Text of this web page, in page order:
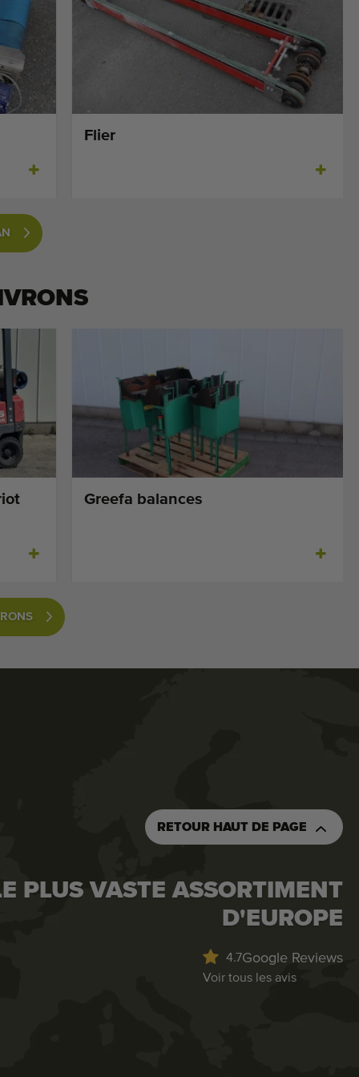
Flier
Greefa balances
RETOUR HAUT DE PAGE
PLUS VASTE ASSORTIMENT
D'EUROPE
4.7Google Reviews
Voir tous les avis